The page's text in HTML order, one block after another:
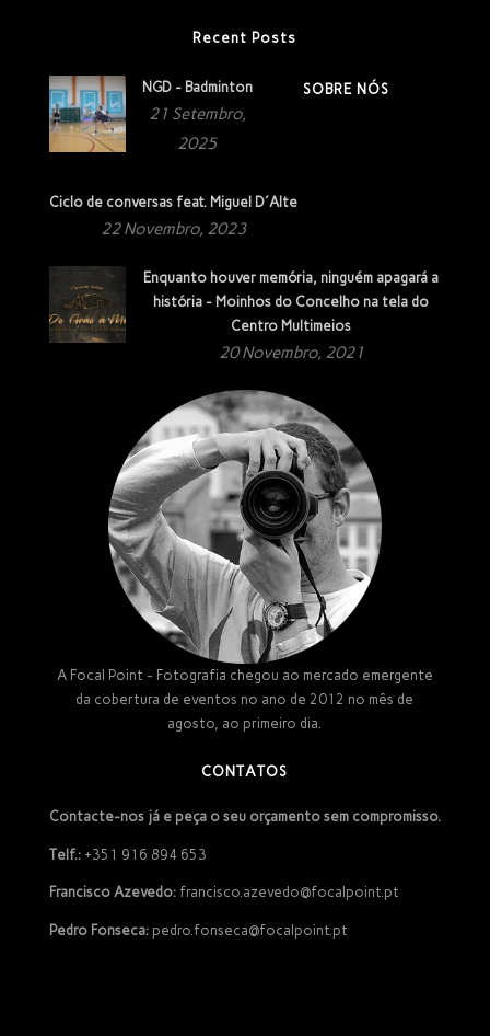
Recent Posts
NGD - Badminton
21 Setembro,
2025
Ciclo de conversas feat. Miguel D´Alte
22 Novembro, 2023
Enquanto houver memória, ninguém apagará a
história - Moinhos do Concelho na tela do
Centro Multimeios
20 Novembro, 2021
SOBRE NÓS
A Focal Point - Fotografia chegou ao mercado emergente
da cobertura de eventos no ano de 2012 no mês de
agosto, ao primeiro dia.
CONTATOS
Contacte-nos já e peça o seu orçamento sem compromisso.
Telf.:+351 916 894 653
Francisco Azevedo:francisco.azevedo@focalpoint.pt
Pedro Fonseca:pedro.fonseca@focalpoint.pt